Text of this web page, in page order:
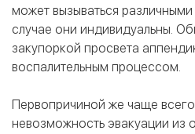
может вызываться
случае они индивидуальны.
закупоркой просвета
воспалительным процессом.
Первопричиной же чаще всего
невозможность эвакуации из